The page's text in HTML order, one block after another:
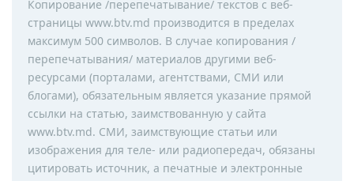
Копирование /перепечатывание/ текстов с веб-
страницы www.btv.md производится в пределах
максимум 500 символов. В случае копирования /
перепечатывания/ материалов другими веб-
ресурсами (порталами, агентствами, СМИ или
блогами), обязательным является указание прямой
ссылки на статью, заимствованную у сайта
www.btv.md. СМИ, заимствующие статьи или
изображения для теле- или радиопередач, обязаны
цитировать источник, а печатные и электронные